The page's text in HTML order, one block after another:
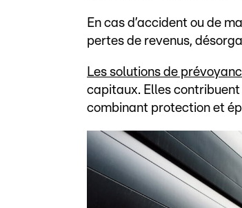
En cas d’accident ou de
pertes de revenus,
Les solutions de
capitaux. Elles
combinant protection et